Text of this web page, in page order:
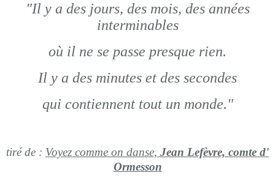
"Il y a des jours, des mois, des années
interminables
où il ne se passe presque rien.
Il y a des minutes et des secondes
qui contiennent tout un monde."
tiré de : Voyez comme on danse, Jean Lefèvre, comte d'
Ormesson